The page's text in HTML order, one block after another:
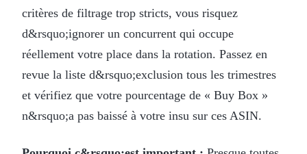
critères de filtrage trop stricts, vous risquez
d&rsquo;ignorer un concurrent qui occupe
réellement votre place dans la rotation. Passez en
revue la liste d&rsquo;exclusion tous les trimestres
et vérifiez que votre pourcentage de « Buy Box »
n&rsquo;a pas baissé à votre insu sur ces ASIN.